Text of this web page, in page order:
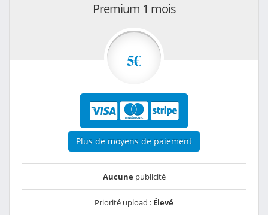
Premium 1 mois
5€
Plus de moyens de paiement
Aucunepublicité
Priorité upload : Élevé